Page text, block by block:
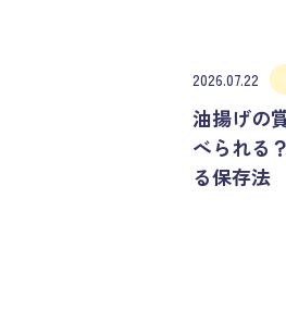
2026.07.22
油揚げの
べられる
る保存法